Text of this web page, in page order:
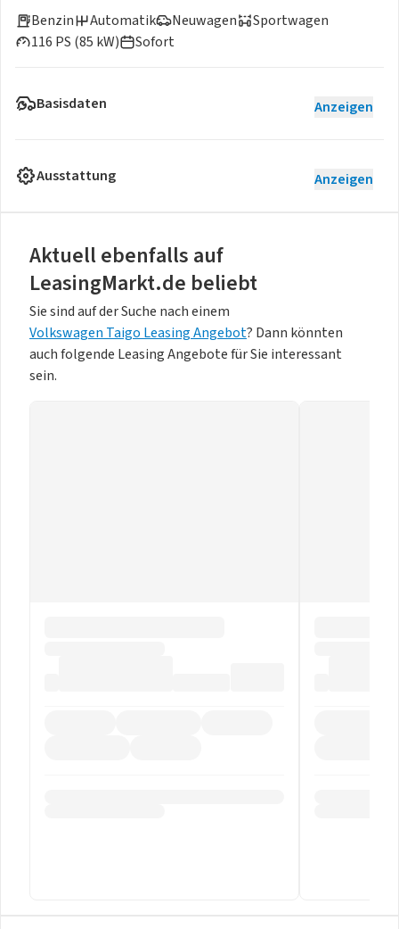
Benzin
Neuwagen
116 PS (85 kW)
Automatik
Sportwagen
Sofort
Basisdaten Anzeigen
Ausstattung Anzeigen
Aktuell ebenfalls auf
LeasingMarkt.de beliebt
Sie sind auf der Suche nach einem
Volkswagen Taigo Leasing Angebot? Dann könnten
auch folgende Leasing Angebote für Sie interessant
sein.